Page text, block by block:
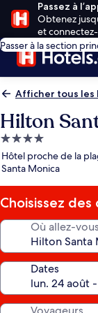
Passez à
Obtenez
et
Passer à la section
Afficher tous les
Hilton
Hébergement
4.0 étoiles
Hôtel proche de la
Santa Monica
Choisissez
Où allez-
Dates